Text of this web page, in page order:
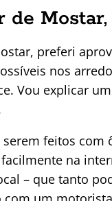
preferi
nos
Vou explicar
serem feitos
na
– que tanto